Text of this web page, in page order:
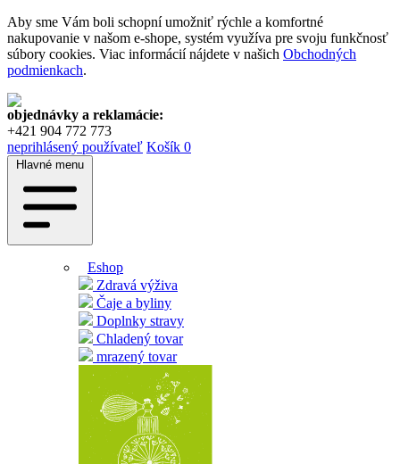
Aby sme Vám boli schopní umožniť rýchle a komfortné
nakupovanie v našom e-shope, systém využíva pre svoju funkčnosť
súbory cookies. Viac informácií nájdete v našich Obchodných
podmienkach.
objednávky a reklamácie:
+421 904 772 773
neprihlásený používateľ Košík 0
Hlavné menu
Eshop
Zdravá výživa
Čaje a byliny
Doplnky stravy
Chladený tovar
mrazený tovar